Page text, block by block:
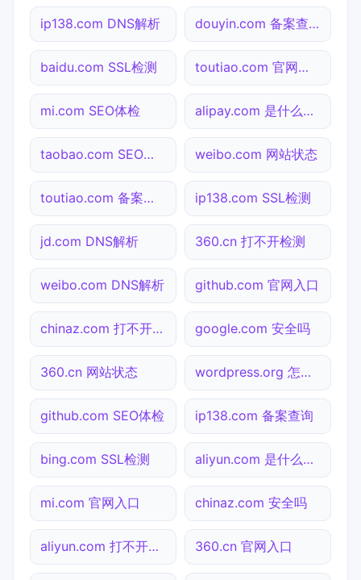
ip138.com DNS解析 douyin.com 备案查询
baidu.com SSL检测 toutiao.com 官网入口
mi.com SEO体检 alipay.com 是什么网站
taobao.com SEO体检 weibo.com 网站状态
toutiao.com 备案查询 ip138.com SSL检测
jd.com DNS解析 360.cn 打不开检测
weibo.com DNS解析 github.com 官网入口
chinaz.com 打不开检测 google.com 安全吗
360.cn 网站状态 wordpress.org 怎么进入
github.com SEO体检 ip138.com 备案查询
bing.com SSL检测 aliyun.com 是什么网站
mi.com 官网入口 chinaz.com 安全吗
aliyun.com 打不开检测 360.cn 官网入口